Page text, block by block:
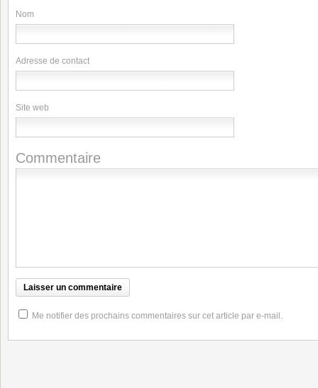
Nom
Adresse de contact
Site web
Commentaire
Me notifier des prochains commentaires sur cet article par e-mail.